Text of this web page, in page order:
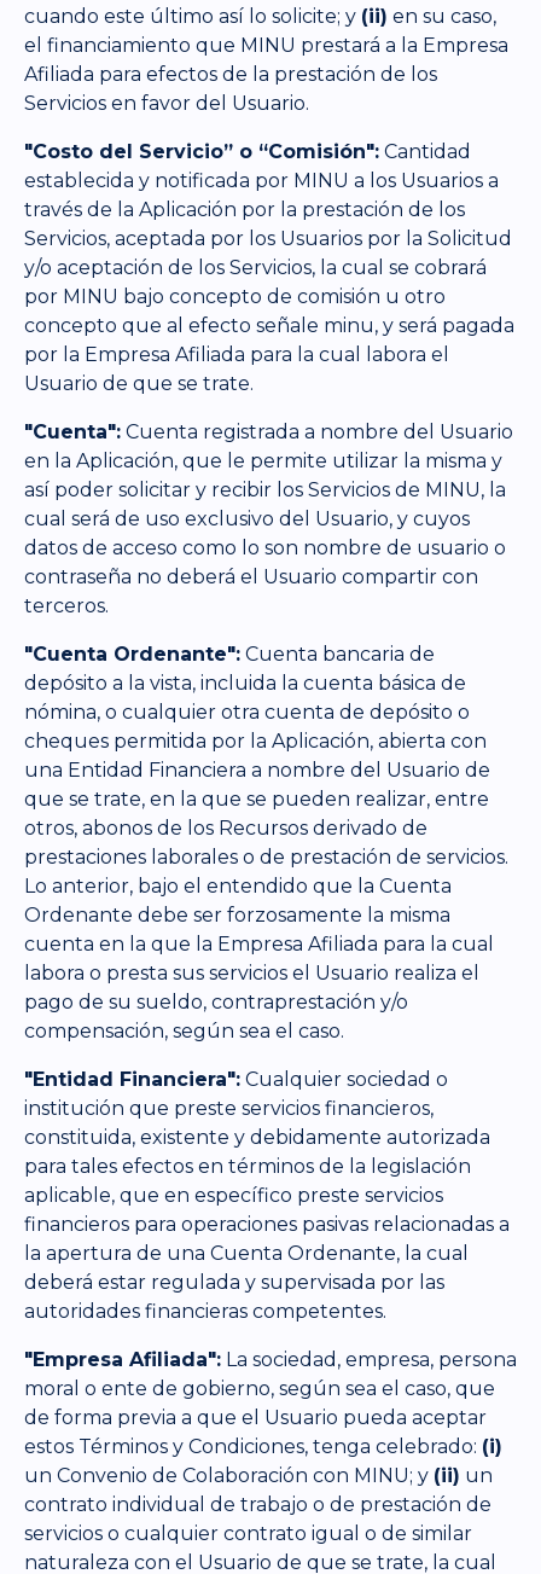
cuando este último así lo solicite; y (ii) en su caso,
el financiamiento que MINU prestará a la Empresa
Afiliada para efectos de la prestación de los
Servicios en favor del Usuario.
"Costo del Servicio” o “Comisión": Cantidad
establecida y notificada por MINU a los Usuarios a
través de la Aplicación por la prestación de los
Servicios, aceptada por los Usuarios por la Solicitud
y/o aceptación de los Servicios, la cual se cobrará
por MINU bajo concepto de comisión u otro
concepto que al efecto señale minu, y será pagada
por la Empresa Afiliada para la cual labora el
Usuario de que se trate.
"Cuenta": Cuenta registrada a nombre del Usuario
en la Aplicación, que le permite utilizar la misma y
así poder solicitar y recibir los Servicios de MINU, la
cual será de uso exclusivo del Usuario, y cuyos
datos de acceso como lo son nombre de usuario o
contraseña no deberá el Usuario compartir con
terceros.
"Cuenta Ordenante": Cuenta bancaria de
depósito a la vista, incluida la cuenta básica de
nómina, o cualquier otra cuenta de depósito o
cheques permitida por la Aplicación, abierta con
una Entidad Financiera a nombre del Usuario de
que se trate, en la que se pueden realizar, entre
otros, abonos de los Recursos derivado de
prestaciones laborales o de prestación de servicios.
Lo anterior, bajo el entendido que la Cuenta
Ordenante debe ser forzosamente la misma
cuenta en la que la Empresa Afiliada para la cual
labora o presta sus servicios el Usuario realiza el
pago de su sueldo, contraprestación y/o
compensación, según sea el caso.
"Entidad Financiera": Cualquier sociedad o
institución que preste servicios financieros,
constituida, existente y debidamente autorizada
para tales efectos en términos de la legislación
aplicable, que en específico preste servicios
financieros para operaciones pasivas relacionadas a
la apertura de una Cuenta Ordenante, la cual
deberá estar regulada y supervisada por las
autoridades financieras competentes.
"Empresa Afiliada": La sociedad, empresa, persona
moral o ente de gobierno, según sea el caso, que
de forma previa a que el Usuario pueda aceptar
estos Términos y Condiciones, tenga celebrado: (i)
un Convenio de Colaboración con MINU; y (ii) un
contrato individual de trabajo o de prestación de
servicios o cualquier contrato igual o de similar
naturaleza con el Usuario de que se trate, la cual